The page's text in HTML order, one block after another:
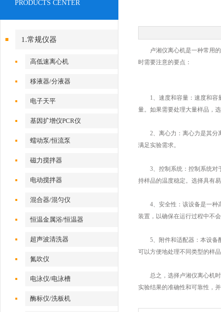
PRODUCTS CENTER
1.常规仪器
高低速离心机
移液器/分液器
电子天平
基因扩增仪PCR仪
蠕动泵/恒流泵
磁力搅拌器
电动搅拌器
混合器/混匀仪
恒温金属浴/恒温器
超声波清洗器
氮吹仪
电泳仪/电泳槽
酶标仪/洗板机
卢湘仪离心机是一种常用的
时需要注意的要点：
1、速度和容量：速度和容量
量。如果需要处理大量样品，
2、离心力：离心力是其分离
满足实验需求。
3、控制系统：控制系统对于
持样品的温度稳定。选择具有
4、安全性：该设备是一种高
装置，以确保在运行过程中不
5、附件和适配器：本设备配
可以方便地处理不同类型的样
总之，选择卢湘仪离心机时
实验结果的准确性和可靠性，